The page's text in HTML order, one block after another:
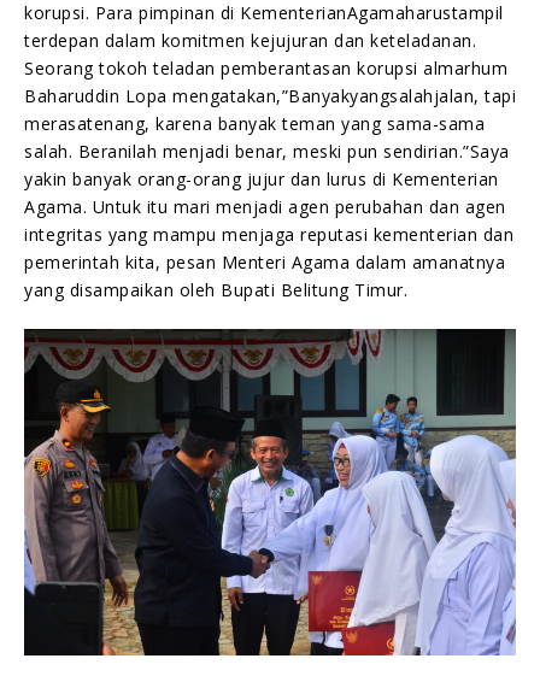
korupsi. Para pimpinan di KementerianAgamaharustampil
terdepan dalam komitmen kejujuran dan keteladanan.
Seorang tokoh teladan pemberantasan korupsi almarhum
Baharuddin Lopa mengatakan,”Banyakyangsalahjalan, tapi
merasatenang, karena banyak teman yang sama-sama
salah. Beranilah menjadi benar, meski pun sendirian.”Saya
yakin banyak orang-orang jujur dan lurus di Kementerian
Agama. Untuk itu mari menjadi agen perubahan dan agen
integritas yang mampu menjaga reputasi kementerian dan
pemerintah kita, pesan Menteri Agama dalam amanatnya
yang disampaikan oleh Bupati Belitung Timur.